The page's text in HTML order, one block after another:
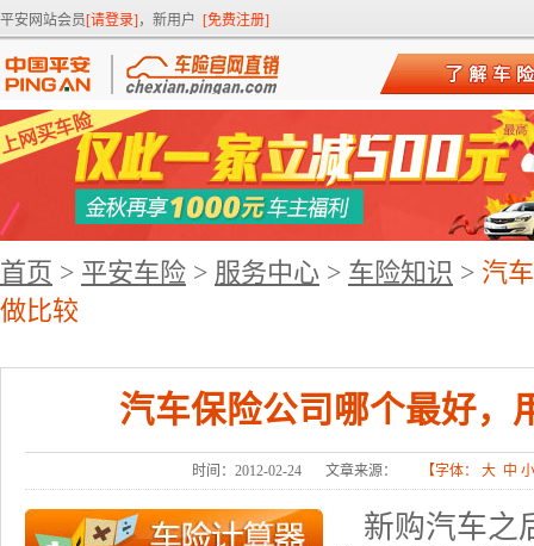
平安网站会员[请登录] ，新用户 [免费注册]
首页 > 平安车险 > 服务中心 > 车险知识 > 汽
做比较
汽车保险公司哪个最好，
时间：2012-02-24 文章来源： 【字体： 大 中 小
新购汽车之